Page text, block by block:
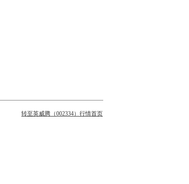
转至英威腾（002334）行情首页